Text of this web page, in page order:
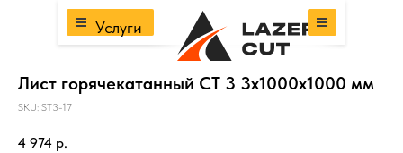
Услуги
Лист горячекатанный СТ 3 3х1000х1000 мм
SKU: ST3-17
4 974 р.